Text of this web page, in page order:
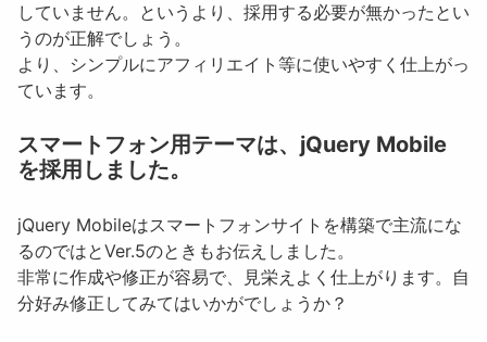
していません。というより、採用する必要が無かったとい
うのが正解でしょう。
より、シンプルにアフィリエイト等に使いやすく仕上がっ
ています。
スマートフォン用テーマは、jQuery Mobile
を採用しました。
jQuery Mobileはスマートフォンサイトを構築で主流にな
るのではとVer.5のときもお伝えしました。
非常に作成や修正が容易で、見栄えよく仕上がります。自
分好み修正してみてはいかがでしょうか？